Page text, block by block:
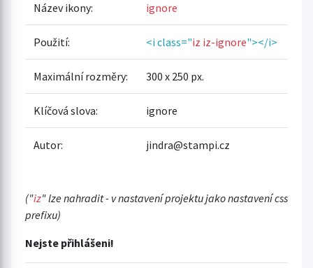
Název ikony: ignore
Použití: <i class="iz iz-ignore"></i>
Maximální rozměry: 300 x 250 px.
Klíčová slova: ignore
Autor: jindra@stampi.cz
("iz" lze nahradit - v nastavení projektu jako nastavení css
prefixu)
Nejste přihlášeni!